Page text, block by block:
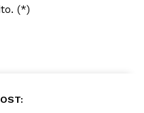
(*)